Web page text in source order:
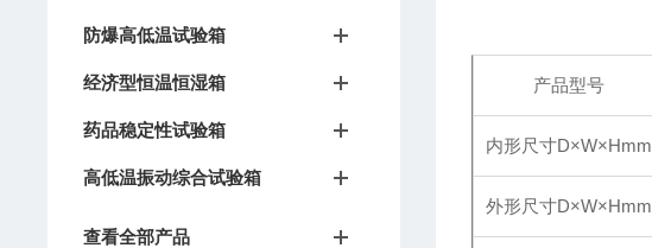
防爆高低温试验箱
经济型恒温恒湿箱
药品稳定性试验箱
高低温振动综合试验箱
查看全部产品
产品型号
内形尺寸D×W×Hmm
外形尺寸D×W×Hmm